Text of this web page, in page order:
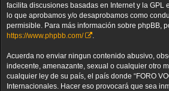
facilita discusiones basadas en Internet y la GPL
lo que aprobamos y/o desaprobamos como
permisible. Para más información sobre phpBB,
https://www.phpbb.com/
Acuerda no enviar ningun contenido abusivo,
indecente, amenazante, sexual o cualquier otro
cualquier ley de su país, el país donde “FORO
Internacionales. Hacer eso provocará que sea